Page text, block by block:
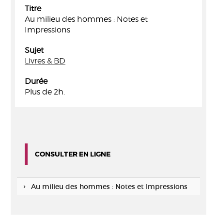
Titre
Au milieu des hommes : Notes et
Impressions
Sujet
Livres & BD
Durée
Plus de 2h.
CONSULTER EN LIGNE
Au milieu des hommes : Notes et Impressions